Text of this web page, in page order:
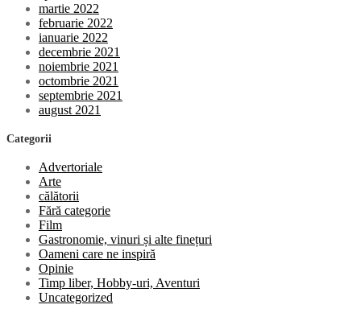
martie 2022
februarie 2022
ianuarie 2022
decembrie 2021
noiembrie 2021
octombrie 2021
septembrie 2021
august 2021
Categorii
Advertoriale
Arte
călătorii
Fără categorie
Film
Gastronomie, vinuri și alte finețuri
Oameni care ne inspiră
Opinie
Timp liber, Hobby-uri, Aventuri
Uncategorized